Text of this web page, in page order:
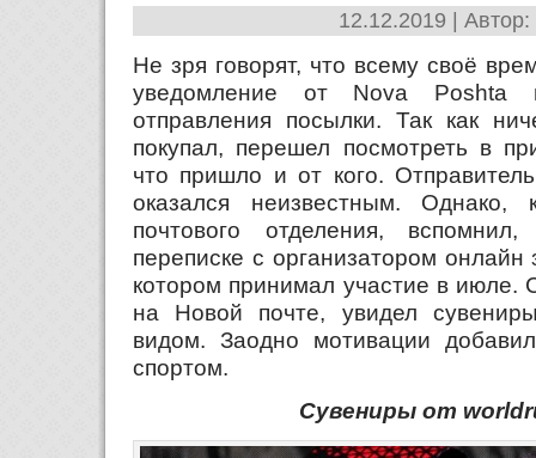
12.12.2019 | Автор:
Не зря говорят, что всему своё
уведомление от Nova
отправления посылки. Так как
покупал, перешел посмотреть в
что пришло и от кого.
оказался неизвестным. Однако,
почтового отделения,
переписке с организатором онлайн
котором принимал участие в июле.
на Новой почте, увидел
видом. Заодно мотивации
спортом.
Сувениры от